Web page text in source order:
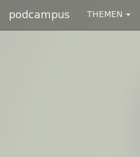
podcampus THEMEN